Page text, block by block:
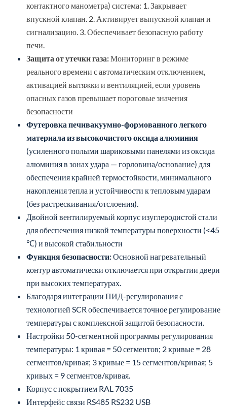
контактного манометра) система: 1. Закрывает
впускной клапан. 2. Активирует выпускной клапан и
сигнализацию. 3. Обеспечивает безопасную работу
печи.
Защита от утечки газа:Мониторинг в режиме
реального времени с автоматическим отключением,
активацией вытяжки и вентиляцией, если уровень
опасных газов превышает пороговые значения
безопасности
Футеровка печивакуумно-формованного легкого
материала из высокочистого оксида алюминия
(усиленного полыми шариковыми панелями из оксида
алюминия в зонах удара — горловина/основание) для
обеспечения крайней термостойкости, минимального
накопления тепла и устойчивости к тепловым ударам
(без растрескивания/отслоения).
Двойной вентилируемый корпус изуглеродистой стали
для обеспечения низкой температуры поверхности (<45
℃) и высокой стабильности
Функция безопасности:Основной нагревательный
контур автоматически отключается при открытии двери
при высоких температурах.
Благодаря интеграции ПИД-регулирования с
технологией SCR обеспечивается точное регулирование
температуры с комплексной защитой безопасности.
Настройки 50-сегментной программы регулирования
температуры: 1 кривая = 50 сегментов; 2 кривые = 28
сегментов/кривая; 3 кривые = 15 сегментов/кривая; 5
кривых = 9 сегментов/кривая.
Корпус с покрытием RAL 7035
Интерфейс связи RS485 RS232 USB